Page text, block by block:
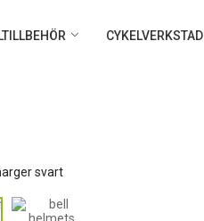
CYKELVERKSTAD